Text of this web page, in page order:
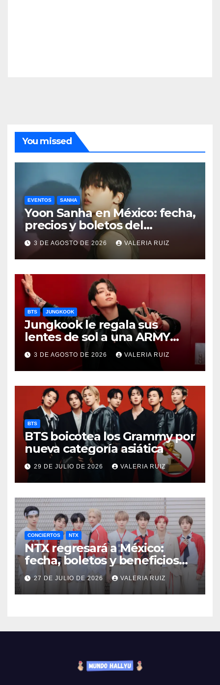
You missed
EVENTOS SANHA
Yoon Sanha en México: fecha,
precios y boletos del
FANCON
3 DE AGOSTO DE 2026 VALERIA RUIZ
BTS JUNGKOOK
Jungkook le regala sus
lentes de sol a una ARMY
durante concierto de BTS
3 DE AGOSTO DE 2026 VALERIA RUIZ
BTS
BTS boicotea los Grammy por
nueva categoría asiática
29 DE JULIO DE 2026 VALERIA RUIZ
CONCIERTOS NTX
NTX regresará a México:
fecha, boletos y beneficios
VIP27 DE JULIO DE 2026 VALERIA RUIZ